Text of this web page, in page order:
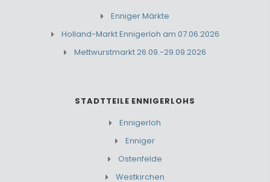
Enniger Märkte
Holland-Markt Ennigerloh am 07.06.2026
Mettwurstmarkt 26.09.-29.09.2026
STADTTEILE ENNIGERLOHS
Ennigerloh
Enniger
Ostenfelde
Westkirchen